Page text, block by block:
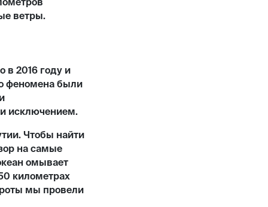
ветры.
в 2016 году и
феномена были
исключением.
Чтобы найти
на самые
омывает
километрах
мы провели